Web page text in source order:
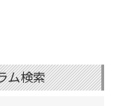
ム検索